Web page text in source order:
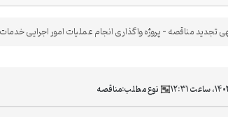
تجدید مناقصه - پروژه واگذاری انجام عملیات امور اجرایی
نوع مطلب:مناقصه